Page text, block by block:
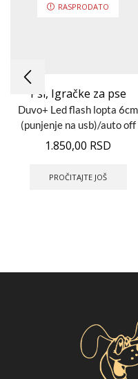
RASPRODATO
Psi, Igračke za pse
Duvo+ Led flash lopta 6cm
(punjenje na usb)/auto off
nakon 30 sec mirovanja
#DV10639
1.850,00 RSD
PROČITAJTE JOŠ